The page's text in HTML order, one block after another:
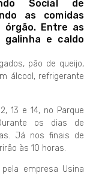
Social de
as comidas
órgão. Entre as
galinha e caldo
pão de queijo,
álcool, refrigerante
13 e 14, no Parque
os dias de
Já nos finais de
às 10 horas.
empresa Usina